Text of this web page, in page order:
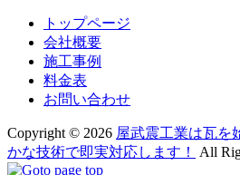
トップページ
会社概要
施工事例
料金表
お問い合わせ
Copyright © 2026 屋武震工業は瓦を
かな技術で即実対応します！
All